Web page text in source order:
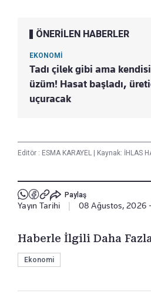
ÖNERİLEN HABERLER
EKONOMİ
Tadı çilek gibi ama kendisi
üzüm! Hasat başladı,
uçuracak
Editör : ESMA KARAYEL | Kaynak: İHLAS
Paylaş
Yayın Tarihi 08 Ağustos, 2026
Haberle İlgili Daha
Ekonomi